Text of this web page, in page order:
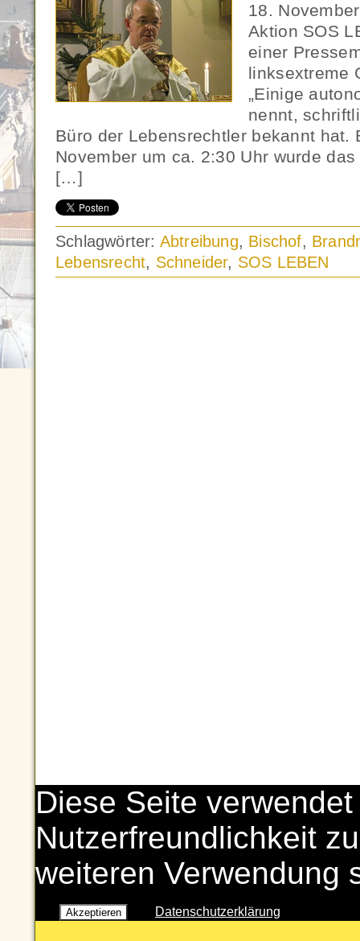
18.
Aktion SOS
einer
linksextreme
„Einige
nennt,
Büro der Lebensrechtler bekannt hat.
November um ca. 2:30 Uhr wurde
[…]
Schlagwörter: Abtreibung, Bischof,
Lebensrecht, Schneider, SOS LEBEN
Diese Seite
Nutzerfreundlichkeit
weiteren Verwendung
Akzeptieren Datenschutzerklärung